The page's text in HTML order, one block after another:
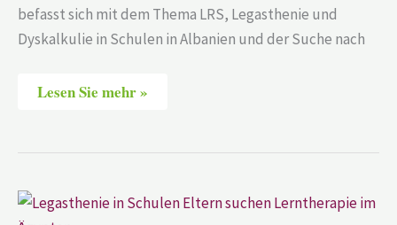
befasst sich mit dem Thema LRS, Legasthenie und
Dyskalkulie in Schulen in Albanien und der Suche nach
Lesen Sie mehr »
Deutsche
Evangelische